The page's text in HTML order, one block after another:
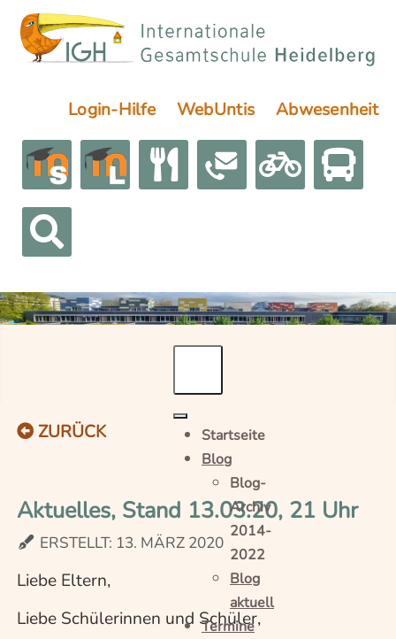
Login-Hilfe WebUntis Abwesenheit
Startseite
Blog
Blog-
Archiv
2014-
2022
Blog
aktuell
Termine
ZURÜCK
Aktuelles, Stand 13.03.20, 21 Uhr
ERSTELLT: 13. MÄRZ 2020
Liebe Eltern,
Liebe Schülerinnen und Schüler,